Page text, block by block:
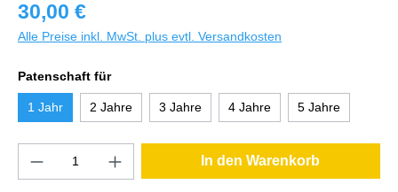
30,00 €
Alle Preise inkl. MwSt. plus evtl. Versandkosten
Patenschaft für
1 Jahr 2 Jahre 3 Jahre 4 Jahre 5 Jahre
In den Warenkorb